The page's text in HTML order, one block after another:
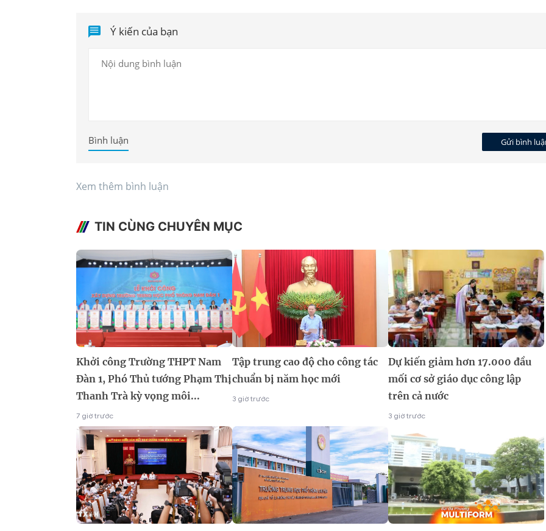
Ý kiến của bạn
Gửi bình
Bình luận
Xem thêm bình luận
TIN CÙNG CHUYÊN MỤC
Khởi công Trường THPT Nam
Đàn 1, Phó Thủ tướng Phạm Thị
Thanh Trà kỳ vọng môi...
7 giờ trước
Tập trung cao độ cho công tác
chuẩn bị năm học mới
3 giờ trước
Dự kiến giảm hơn 17.000 đầu
mối cơ sở giáo dục công lập
trên cả nước
3 giờ trước